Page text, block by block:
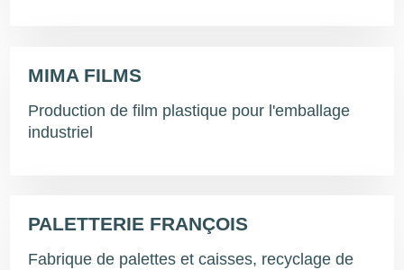
MIMA FILMS
Production de film plastique pour l'emballage
industriel
PALETTERIE FRANÇOIS
Fabrique de palettes et caisses, recyclage de